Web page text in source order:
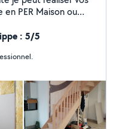
PER Maison ou
tout type
équipée ou
contactez pas pour
: 5/5